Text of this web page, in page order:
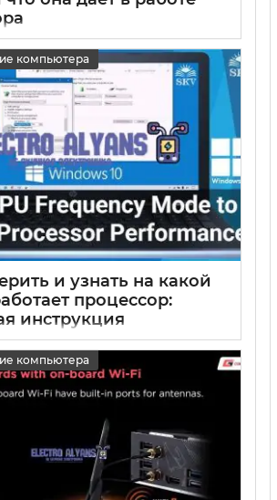
компьютера
и узнать на какой
процессор:
инструкция
компьютера